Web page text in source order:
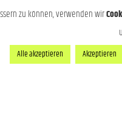
zu können, verwenden wir
Alle akzeptieren Akzeptieren